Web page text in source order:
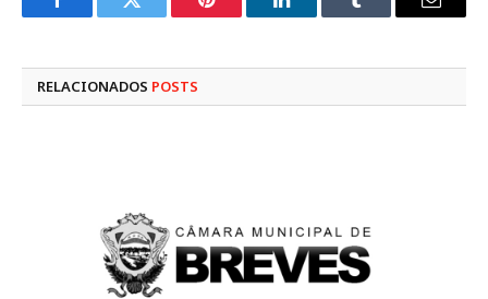
FacebookTwitter Pinterest LinkedInTumblr
E-
RELACIONADOS POSTS